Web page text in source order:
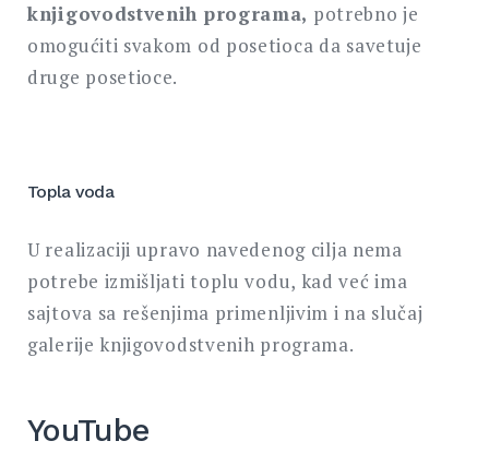
knjigovodstvenih programa, potrebno je
omogućiti svakom od posetioca da savetuje
druge posetioce.
Topla voda
U realizaciji upravo navedenog cilja nema
potrebe izmišljati toplu vodu, kad već ima
sajtova sa rešenjima primenljivim i na slučaj
galerije knjigovodstvenih programa.
YouTube